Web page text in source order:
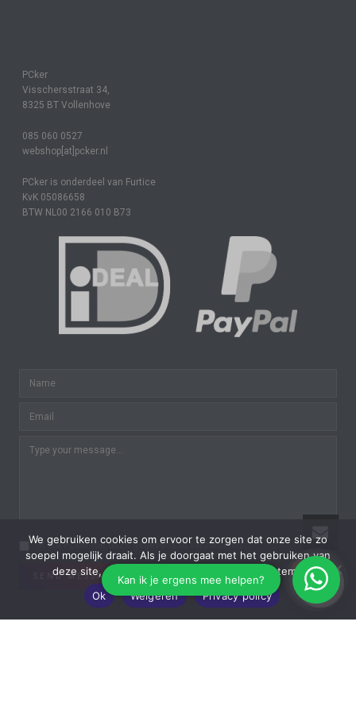
PCker
Visschersstraat 34,
8325 BT Vollenhove
085 060 0527
webshop[at]pcker.nl
PCker is onderdeel van Furtice
KvK 05086658
BTW NL00 2166 010 B73
Ik sta PCker toe deze gegevens te verzamelen.
SEND MESSAGE
We gebruiken cookies om ervoor te zorgen dat onze site zo
soepel mogelijk draait. Als je doorgaat met het gebruiken van
deze site, gaan we er vanuit dat je ermee instemt.
Ok
Weigeren Privacy policy